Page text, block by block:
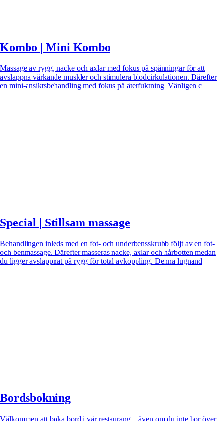
Kombo | Mini Kombo
Massage av rygg, nacke och axlar med fokus på spänningar för att
avslappna värkande muskler och stimulera blodcirkulationen. Därefter
en mini-ansiktsbehandling med fokus på återfuktning. Vänligen c
Special | Stillsam massage
Behandlingen inleds med en fot- och underbensskrubb följt av en fot-
och benmassage. Därefter masseras nacke, axlar och hårbotten medan
du ligger avslappnat på rygg för total avkoppling. Denna lugnand
Bordsbokning
Välkommen att boka bord i vår restaurang – även om du inte bor över